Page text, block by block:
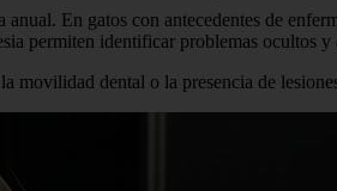
En gatos con antecedentes de
permiten identificar problemas ocultos
dental o la presencia de